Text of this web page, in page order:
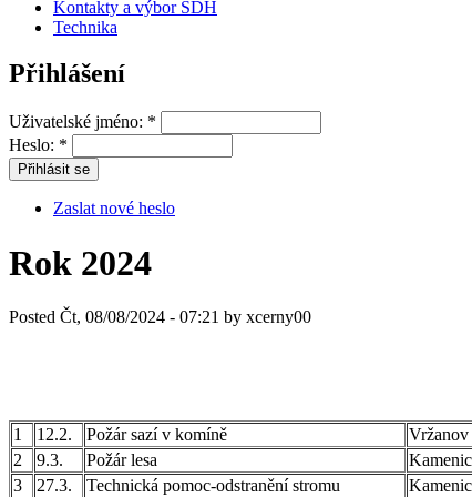
Kontakty a výbor SDH
Technika
Přihlášení
Uživatelské jméno: *
Heslo: *
Zaslat nové heslo
Rok 2024
Posted Čt, 08/08/2024 - 07:21 by xcerny00
1 12.2. Požár sazí v komíně
Vržanov
2
9.3. Požár lesa
3
27.3. Technická pomoc-odstranění stromu